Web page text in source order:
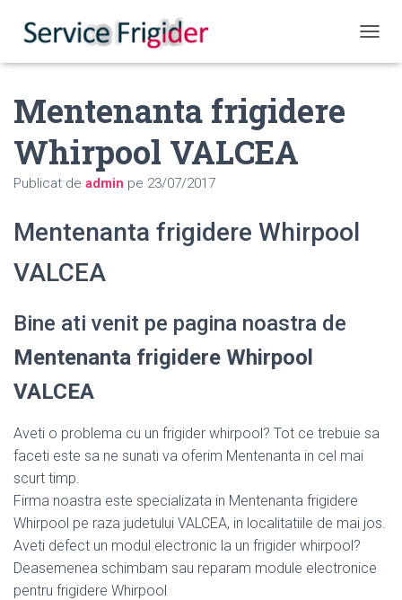
Mentenanta frigidere
Whirpool VALCEA
Publicat de admin pe 23/07/2017
Mentenanta frigidere Whirpool
VALCEA
Bine ati venit pe pagina noastra de
Mentenanta frigidere Whirpool
VALCEA
Aveti o problema cu un frigider whirpool? Tot ce trebuie sa
faceti este sa ne sunati va oferim Mentenanta in cel mai
scurt timp.
Firma noastra este specializata in Mentenanta frigidere
Whirpool pe raza judetului VALCEA, in localitatiile de mai jos.
Aveti defect un modul electronic la un frigider whirpool?
Deasemenea schimbam sau reparam module electronice
pentru frigidere Whirpool